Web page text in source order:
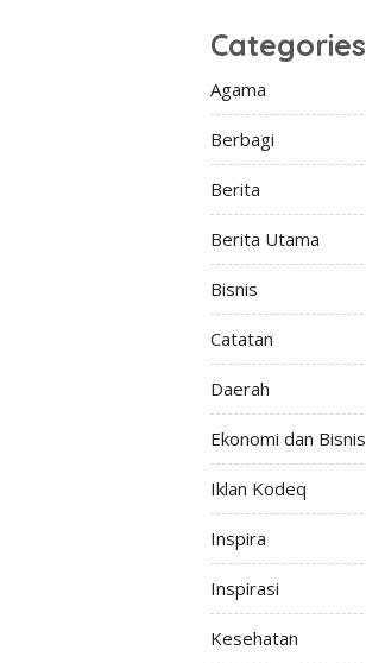
Categories
Agama
Berbagi
Berita
Berita Utama
Bisnis
Catatan
Daerah
Ekonomi dan Bisnis
Iklan Kodeq
Inspira
Inspirasi
Kesehatan